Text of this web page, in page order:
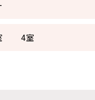
室 4室